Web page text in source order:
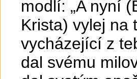
modlí: „A nyní
Krista) vylej na
vycházející z
dal svému